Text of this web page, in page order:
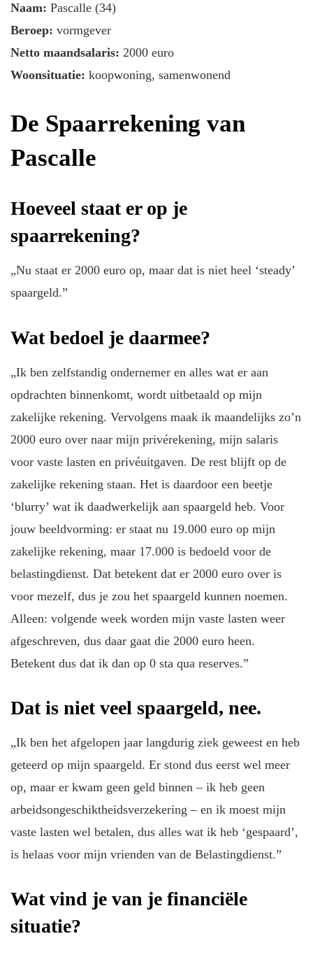
Naam: Pascalle (34)
Beroep: vormgever
Netto maandsalaris: 2000 euro
Woonsituatie: koopwoning, samenwonend
De Spaarrekening van
Pascalle
Hoeveel staat er op je
spaarrekening?
„Nu staat er 2000 euro op, maar dat is niet heel ‘steady’
spaargeld.”
Wat bedoel je daarmee?
„Ik ben zelfstandig ondernemer en alles wat er aan
opdrachten binnenkomt, wordt uitbetaald op mijn
zakelijke rekening. Vervolgens maak ik maandelijks zo’n
2000 euro over naar mijn privérekening, mijn salaris
voor vaste lasten en privéuitgaven. De rest blijft op de
zakelijke rekening staan. Het is daardoor een beetje
‘blurry’ wat ik daadwerkelijk aan spaargeld heb. Voor
jouw beeldvorming: er staat nu 19.000 euro op mijn
zakelijke rekening, maar 17.000 is bedoeld voor de
belastingdienst. Dat betekent dat er 2000 euro over is
voor mezelf, dus je zou het spaargeld kunnen noemen.
Alleen: volgende week worden mijn vaste lasten weer
afgeschreven, dus daar gaat die 2000 euro heen.
Betekent dus dat ik dan op 0 sta qua reserves.”
Dat is niet veel spaargeld, nee.
„Ik ben het afgelopen jaar langdurig ziek geweest en heb
geteerd op mijn spaargeld. Er stond dus eerst wel meer
op, maar er kwam geen geld binnen – ik heb geen
arbeidsongeschiktheidsverzekering – en ik moest mijn
vaste lasten wel betalen, dus alles wat ik heb ‘gespaard’,
is helaas voor mijn vrienden van de Belastingdienst.”
Wat vind je van je financiële
situatie?